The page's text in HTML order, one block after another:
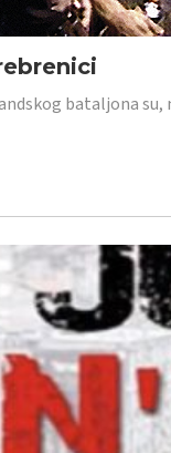
bataljona